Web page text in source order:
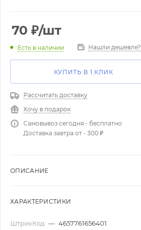
70 ₽/шт
Есть в наличии Нашли дешевле?
КУПИТЬ В 1 КЛИК
Рассчитать доставку
Хочу в подарок
Самовывоз сегодня - бесплатно
Доставка завтра от - 300 ₽
ОПИСАНИЕ
ХАРАКТЕРИСТИКИ
ШтрихКод — 4657761656401